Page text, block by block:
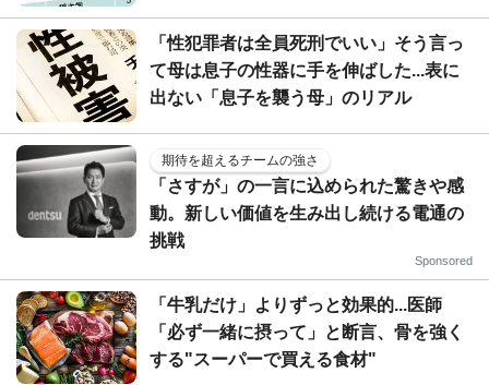
「性犯罪者は全員死刑でいい」そう言っ
て母は息子の性器に手を伸ばした...表に
出ない「息子を襲う母」のリアル
期待を超えるチームの強さ
「さすが」の一言に込められた驚きや感
動。新しい価値を生み出し続ける電通の
挑戦
Sponsored
「牛乳だけ」よりずっと効果的...医師
「必ず一緒に摂って」と断言、骨を強く
する"スーパーで買える食材"